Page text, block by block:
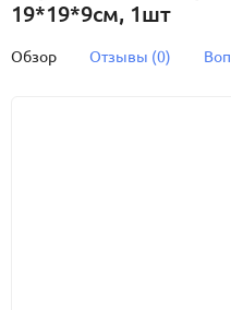
19*19*9см, 1шт
Обзор Отзывы (0)